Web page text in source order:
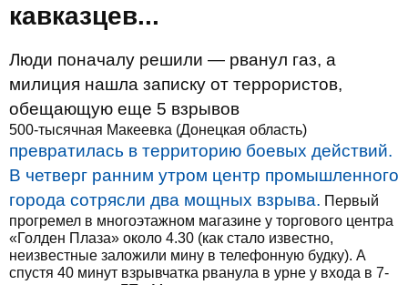
кавказцев...
Люди поначалу решили — рванул газ, а
милиция нашла записку от террористов,
обещающую еще 5 взрывов
500-тысячная Макеевка (Донецкая область)
превратилась в территорию боевых действий.
В четверг ранним утром центр промышленного
города сотрясли два мощных взрыва. Первый
прогремел в многоэтажном магазине у торгового центра
«Голден Плаза» около 4.30 (как стало известно,
неизвестные заложили мину в телефонную будку). А
спустя 40 минут взрывчатка рванула в урне у входа в 7-